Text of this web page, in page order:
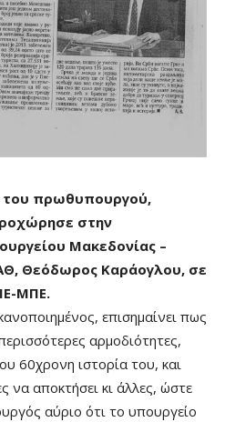
του πρωθυπουργού,
στην
Μακεδονίας –
Θεόδωρος Καράογλου, σε
ΜΠΕ.
επισημαίνει πως
αρμοδιότητες,
60χρονη ιστορία του, και
να αποκτήσει κι άλλες, ώστε
αύριο ότι το υπουργείο